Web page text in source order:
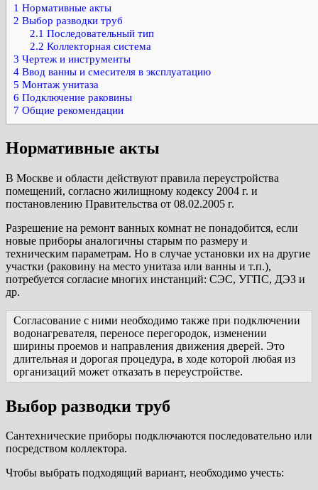
1 Нормативные акты
2 Выбор разводки труб
2.1 Последовательный тип
2.2 Коллекторная система
3 Чертеж и инструменты
4 Ввод ванны и смесителя в эксплуатацию
5 Монтаж унитаза
6 Подключение раковины
7 Общие рекомендации
Нормативные акты
В Москве и области действуют правила переустройства
помещений, согласно жилищному кодексу 2004 г. и
постановлению Правительства от 08.02.2005 г.
Разрешение на ремонт ванных комнат не понадобится, если
новые приборы аналогичны старым по размеру и
техническим параметрам. Но в случае установки их на другие
участки (раковину на место унитаза или ванны и т.п.),
потребуется согласие многих инстанций: СЭС, УГПС, ДЭЗ и
др.
Согласование с ними необходимо также при подключении
водонагревателя, переносе перегородок, изменении
ширины проемов и направления движения дверей. Это
длительная и дорогая процедура, в ходе которой любая из
организаций может отказать в переустройстве.
Выбор разводки труб
Сантехнические приборы подключаются последовательно или
посредством коллектора.
Чтобы выбрать подходящий вариант, необходимо учесть: